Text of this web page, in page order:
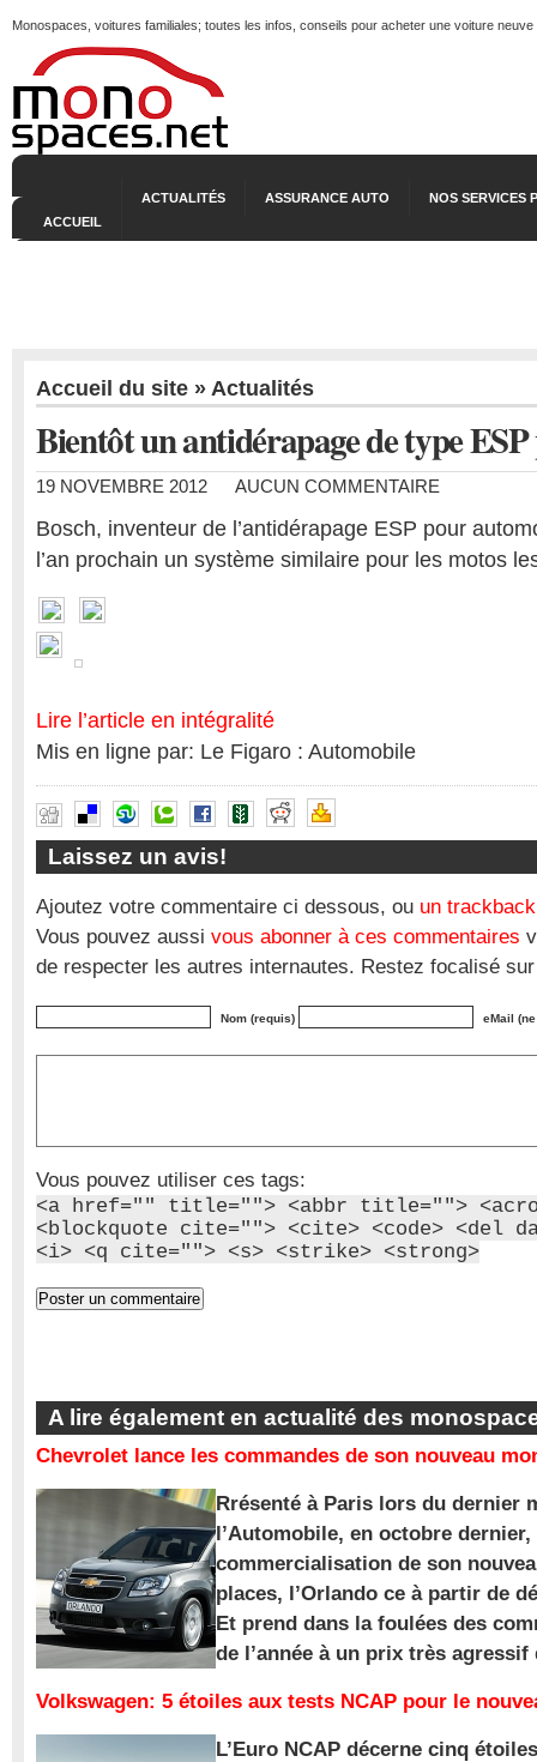
Monospaces, voitures familiales; toutes les infos, conseils pour acheter une voiture
ACCUEIL
ACTUALITÉS ASSURANCE AUTO NOS SERVICES
Accueil du site » Actualités
Bientôt un antidérapage de type
19 NOVEMBRE 2012 AUCUN COMMENTAIRE
Bosch, inventeur de l’antidérapage ESP pour
l’an prochain un système similaire pour les motos
Lire l’article en intégralité
Mis en ligne par: Le Figaro : Automobile
Laissez un avis!
Ajoutez votre commentaire ci dessous, ou un trackback
Vous pouvez aussi vous abonner à ces commentaires
de respecter les autres internautes. Restez focalisé
Nom (requis) eMail
Vous pouvez utiliser ces tags:
<a href="" title=""> <abbr title="">
<blockquote cite=""> <cite> <code> <del
<i> <q cite=""> <s> <strike> <strong>
A lire également en actualité des
Chevrolet lance les commandes de son nouveau
Rrésenté à Paris lors du dernier
l’Automobile, en octobre
commercialisation de son
places, l’Orlando ce à partir de
Et prend dans la foulées des
de l’année à un prix très agressif
Volkswagen: 5 étoiles aux tests NCAP pour le
L’Euro NCAP décerne cinq